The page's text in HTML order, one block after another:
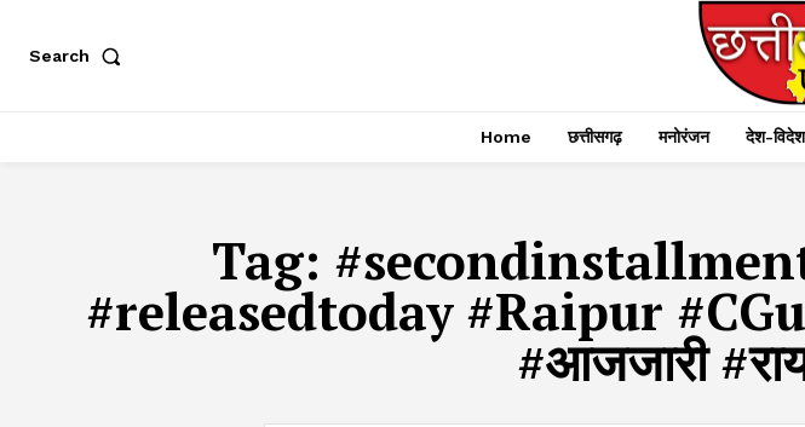
Search
Home छत्तीसगढ़ मनोरंजन देश-विदेश
Tag:
#releasedtoday #Raipur
#आजजारी